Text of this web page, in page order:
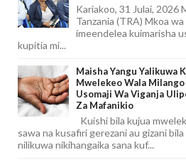
Kariakoo, 31 Julai, 2026
Tanzania (TRA) Mkoa
imeendelea kuimarisha
kupitia mi...
Maisha Yangu Yalikuwa
Mwelekeo Wala Milango
Usomaji Wa Viganja
Za Mafanikio
Kuishi bila kujua
sawa na kusafiri gerezani au gizani
nilikuwa nikihangaika sana kuf...